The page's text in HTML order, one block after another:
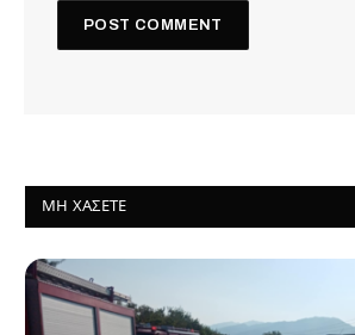
ΜΗ ΧΆΣΕΤΕ